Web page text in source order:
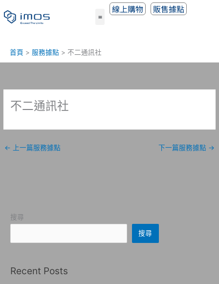
至
線上購物 販售據點
首頁 服務據點 不二通訊社
不二通訊社
← 上一篇服務據點 下一篇服務據點 →
搜尋
搜尋
Recent Posts